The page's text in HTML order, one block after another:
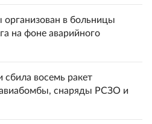
организован в больницы
на фоне аварийного
сбила восемь ракет
снаряды РСЗО и